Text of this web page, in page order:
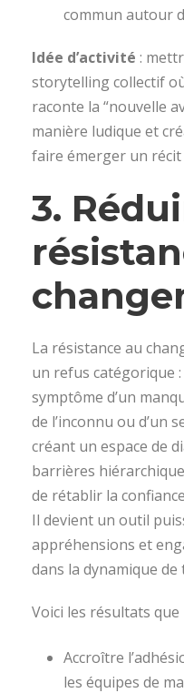
commun autour
Idée d’activité :
storytelling collectif
raconte la “nouvelle
manière ludique et
faire émerger un
3.
La résistance au
un refus catégorique
symptôme d’un
de l’inconnu ou d’un
créant un espace de
barrières
de rétablir la
Il devient un outil
appréhensions et
dans la dynamique
Voici les résultats
Accroître
les équipes de